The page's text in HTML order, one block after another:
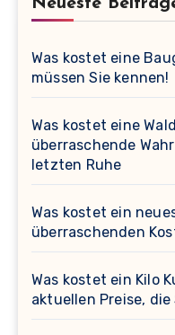
Neueste
Was kostet eine
müssen Sie kennen!
Was kostet eine
überraschende
letzten Ruhe
Was kostet ein
überraschenden
Was kostet ein Kilo
aktuellen Preise,